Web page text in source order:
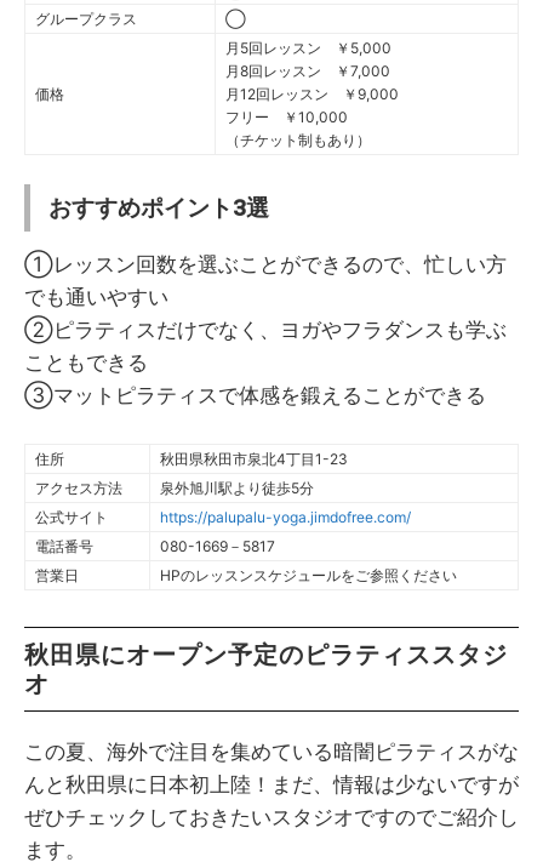
グループクラス
◯
価格
月5回レッスン ￥5,000
月8回レッスン ￥7,000
月12回レッスン ￥9,000
フリー ￥10,000
（チケット制もあり）
おすすめポイント3選
①レッスン回数を選ぶことができるので、忙しい方
でも通いやすい
②ピラティスだけでなく、ヨガやフラダンスも学ぶ
こともできる
③マットピラティスで体感を鍛えることができる
住所
秋田県秋田市泉北4丁目1-23
アクセス方法
泉外旭川駅より徒歩5分
公式サイト
https://palupalu-yoga.jimdofree.com/
電話番号
080-1669－5817
営業日
HPのレッスンスケジュールをご参照ください
秋田県にオープン予定のピラティススタジ
オ
この夏、海外で注目を集めている暗闇ピラティスがな
んと秋田県に日本初上陸！まだ、情報は少ないですが
ぜひチェックしておきたいスタジオですのでご紹介し
ます。